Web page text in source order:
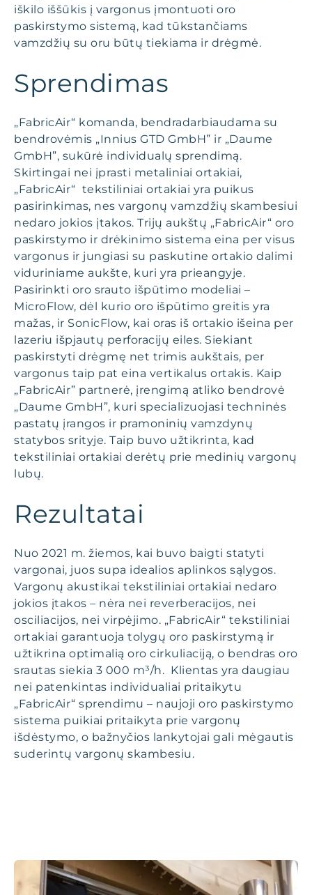
iškilo iššūkis į vargonus įmontuoti oro
paskirstymo sistemą, kad tūkstančiams
vamzdžių su oru būtų tiekiama ir drėgmė.
Sprendimas
„FabricAir“ komanda, bendradarbiaudama su
bendrovėmis „Innius GTD GmbH” ir „Daume
GmbH”, sukūrė individualų sprendimą.
Skirtingai nei įprasti metaliniai ortakiai,
„FabricAir“ tekstiliniai ortakiai yra puikus
pasirinkimas, nes vargonų vamzdžių skambesiui
nedaro jokios įtakos. Trijų aukštų „FabricAir“ oro
paskirstymo ir drėkinimo sistema eina per visus
vargonus ir jungiasi su paskutine ortakio dalimi
viduriniame aukšte, kuri yra prieangyje.
Pasirinkti oro srauto išpūtimo modeliai –
MicroFlow, dėl kurio oro išpūtimo greitis yra
mažas, ir SonicFlow, kai oras iš ortakio išeina per
lazeriu išpjautų perforacijų eiles. Siekiant
paskirstyti drėgmę net trimis aukštais, per
vargonus taip pat eina vertikalus ortakis. Kaip
„FabricAir” partnerė, įrengimą atliko bendrovė
„Daume GmbH”, kuri specializuojasi techninės
pastatų įrangos ir pramoninių vamzdynų
statybos srityje. Taip buvo užtikrinta, kad
tekstiliniai ortakiai derėtų prie medinių vargonų
lubų.
Rezultatai
Nuo 2021 m. žiemos, kai buvo baigti statyti
vargonai, juos supa idealios aplinkos sąlygos.
Vargonų akustikai tekstiliniai ortakiai nedaro
jokios įtakos – nėra nei reverberacijos, nei
osciliacijos, nei virpėjimo. „FabricAir“ tekstiliniai
ortakiai garantuoja tolygų oro paskirstymą ir
užtikrina optimalią oro cirkuliaciją, o bendras oro
srautas siekia 3 000 m³/h. Klientas yra daugiau
nei patenkintas individualiai pritaikytu
„FabricAir“ sprendimu – naujoji oro paskirstymo
sistema puikiai pritaikyta prie vargonų
išdėstymo, o bažnyčios lankytojai gali mėgautis
suderintų vargonų skambesiu.